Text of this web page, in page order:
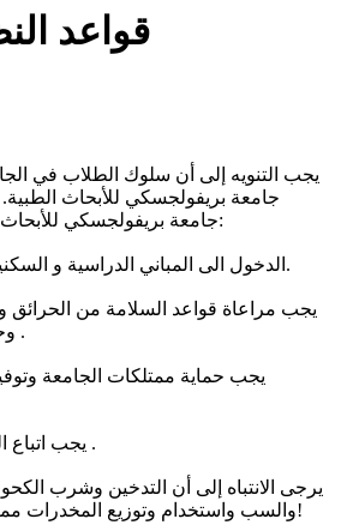
قواعد
يجب التنويه إلى أن سلوك الطلاب في
جامعة بريفولجسكي للأبحاث
جامعة بريفولجسكي للأبحاث الطبية اتباع هذه القواعد:
الدخول الى المباني الدراسية و السكنية يسمح فقط عبر الهوية.
يجب مراعاة قواعد السلامة من الحرائق
وحماية العاملين في العمل .
يجب حماية ممتلكات الجامعة وتوفير
يجب اتباع المبادئ الأساسية للطلاب .
يرجى الانتباه إلى أن التدخين وشرب
والسب واستخدام وتوزيع المخدرات ممنوع منعا باتا وغير قانوني!